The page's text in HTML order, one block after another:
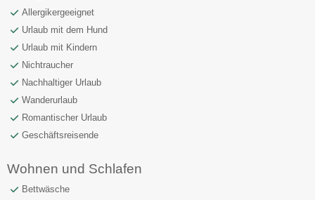
Allergikergeeignet
Urlaub mit dem Hund
Urlaub mit Kindern
Nichtraucher
Nachhaltiger Urlaub
Wanderurlaub
Romantischer Urlaub
Geschäftsreisende
Wohnen und Schlafen
Bettwäsche